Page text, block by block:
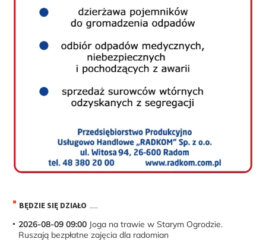
BĘDZIE SIĘ DZIAŁO
2026-08-09 09:00 Joga na trawie w Starym Ogrodzie.
Ruszają bezpłatne zajęcia dla radomian